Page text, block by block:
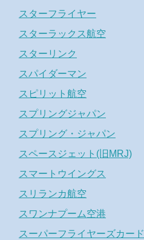
スターフライヤー
スターラックス航空
スターリンク
スパイダーマン
スピリット航空
スプリングジャパン
スプリング・ジャパン
スペースジェット(旧MRJ)
スマートウイングス
スリランカ航空
スワンナプーム空港
スーパーフライヤーズカード